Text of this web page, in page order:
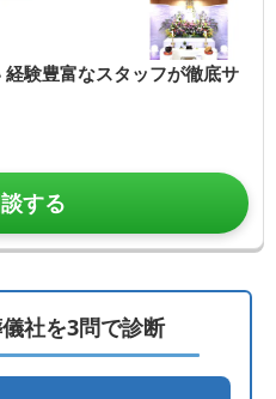
験豊富なスタッフが徹底サ
する
社を3問で診断